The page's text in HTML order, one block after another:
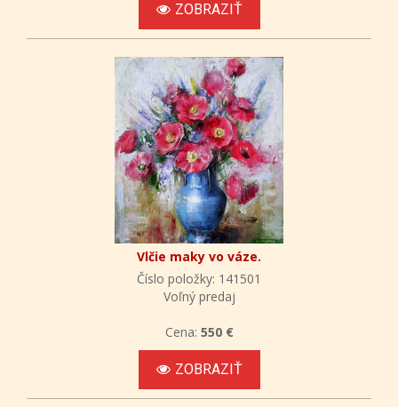
ZOBRAZIŤ
Vlčie maky vo váze.
Číslo položky: 141501
Voľný predaj
Cena: 550 €
ZOBRAZIŤ